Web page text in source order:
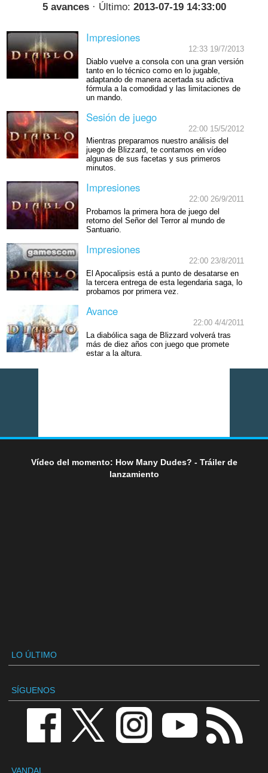
5 avances· Último: 2013-07-19 14:33:00
Impresiones
12:33 19/7/2013
Diablo vuelve a consola con una gran versión
tanto en lo técnico como en lo jugable,
adaptando de manera acertada su adictiva
fórmula a la comodidad y las limitaciones de
un mando.
Sesión de juego
22:00 15/5/2012
Mientras preparamos nuestro análisis del
juego de Blizzard, te contamos en vídeo
algunas de sus facetas y sus primeros
minutos.
Impresiones
22:00 26/9/2011
Probamos la primera hora de juego del
retorno del Señor del Terror al mundo de
Santuario.
Impresiones
22:00 23/8/2011
El Apocalipsis está a punto de desatarse en
la tercera entrega de esta legendaria saga, lo
probamos por primera vez.
Avance
22:00 4/4/2011
La diabólica saga de Blizzard volverá tras
más de diez años con juego que promete
estar a la altura.
Vídeo del momento: How Many Dudes? - Tráiler de
lanzamiento
LO ÚLTIMO
SÍGUENOS
VANDAL